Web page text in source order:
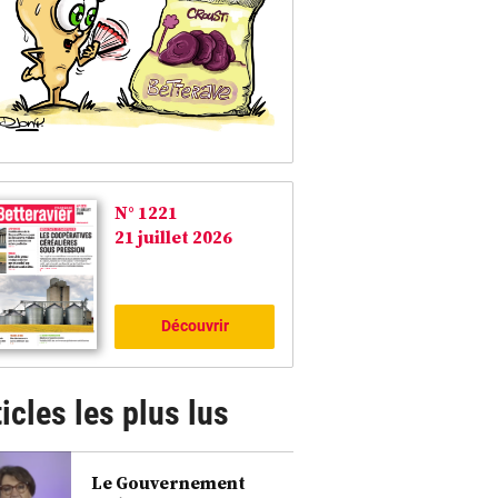
N° 1221
21 juillet 2026
Découvrir
les plus lus
Le Gouvernement